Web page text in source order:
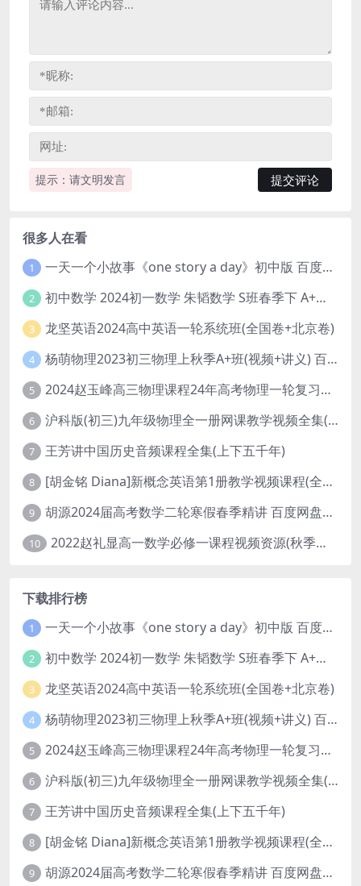
提示：请文明发言
很多人在看
1 一天一个小故事《one story a day》初中版 百度网盘分享下载
2 初中数学 2024初一数学 朱韬数学 S班春季下 A+班春季下 百度云网盘
3 龙坚英语2024高中英语一轮系统班(全国卷+北京卷)
4 杨萌物理2023初三物理上秋季A+班(视频+讲义) 百度网盘分享
5 2024赵玉峰高三物理课程24年高考物理一轮复习网课教程
6 沪科版(初三)九年级物理全一册网课教学视频全集(录播版 杜春雨 66讲)
7 王芳讲中国历史音频课程全集(上下五千年)
8 [胡金铭 Diana]新概念英语第1册教学视频课程(全集 百度网盘下载)
9 胡源2024届高考数学二轮寒假春季精讲 百度网盘分享
10 2022赵礼显高一数学必修一课程视频资源(秋季班 含讲义)百度网盘云
下载排行榜
1 一天一个小故事《one story a day》初中版 百度网盘分享下载
2 初中数学 2024初一数学 朱韬数学 S班春季下 A+班春季下 百度云网盘
3 龙坚英语2024高中英语一轮系统班(全国卷+北京卷)
4 杨萌物理2023初三物理上秋季A+班(视频+讲义) 百度网盘分享
5 2024赵玉峰高三物理课程24年高考物理一轮复习网课教程
6 沪科版(初三)九年级物理全一册网课教学视频全集(录播版 杜春雨 66讲)
7 王芳讲中国历史音频课程全集(上下五千年)
8 [胡金铭 Diana]新概念英语第1册教学视频课程(全集 百度网盘下载)
9 胡源2024届高考数学二轮寒假春季精讲 百度网盘分享